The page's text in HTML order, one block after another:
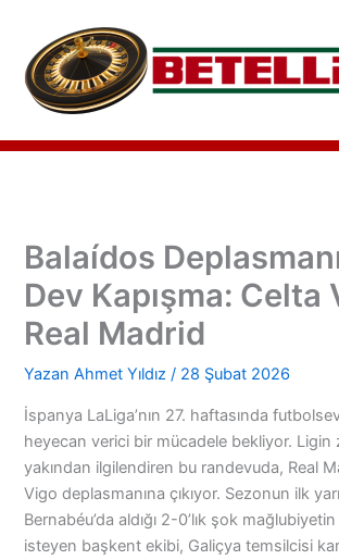
Balaídos
Dev Kapışma: Celta
Real Madrid
Yazan Ahmet Yıldız/ 28 Şubat 2026
İspanya LaLiga’nın 27. haftasında
heyecan verici bir mücadele bekliyor. Ligin
yakından ilgilendiren bu randevuda, Real
Vigo deplasmanına çıkıyor. Sezonun ilk
Bernabéu’da aldığı 2-0’lık şok
isteyen başkent ekibi, Galiçya temsilcisi